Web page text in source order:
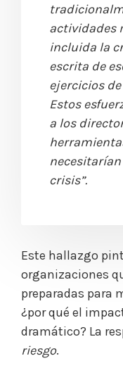
actividades
incluida la
escrita de
ejercicios
Estos
a los
crisis”.
Este hallazgo
organizaciones
preparadas para
¿por qué el
dramático? La
riesgo.